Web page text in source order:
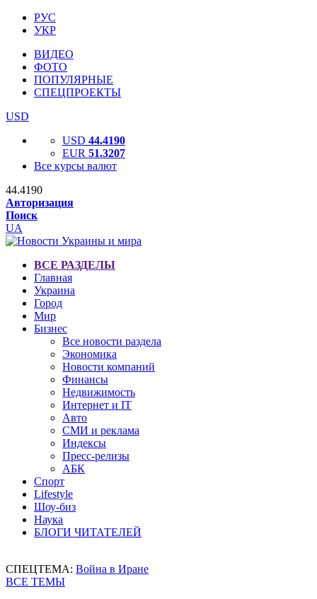
РУС
УКР
ВИДЕО
ФОТО
ПОПУЛЯРНЫЕ
СПЕЦПРОЕКТЫ
USD
USD 44.4190
EUR 51.3207
Все курсы валют
44.4190
Авторизация
Поиск
UA
ВСЕ РАЗДЕЛЫ
Главная
Украина
Город
Мир
Бизнес
Все новости раздела
Экономика
Новости компаний
Финансы
Недвижимость
Интернет и IT
Авто
СМИ и реклама
Индексы
Пресс-релизы
АБК
Спорт
Lifestyle
Шоу-биз
Наука
БЛОГИ ЧИТАТЕЛЕЙ
СПЕЦТЕМА: Война в Иране
ВСЕ ТЕМЫ